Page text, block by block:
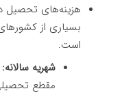
هزینه‌های تحصیل
بسیاری از
است.
شهریه سالانه:
مقطع